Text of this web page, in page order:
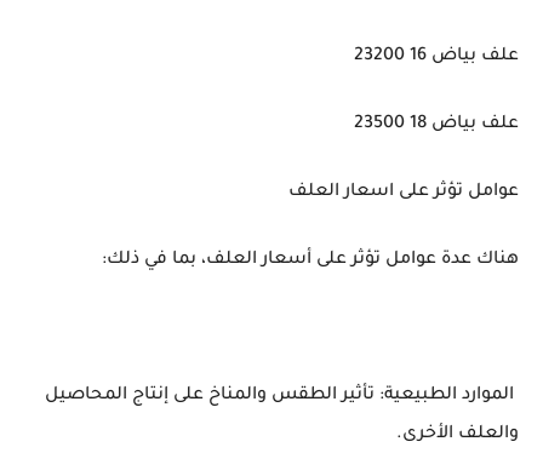
علف بياض 16 23200
علف بياض 18 23500
عوامل تؤثر على اسعار العلف
هناك عدة عوامل تؤثر على أسعار العلف، بما في ذلك:
الموارد الطبيعية: تأثير الطقس والمناخ على إنتاج المحاصيل
والعلف الأخرى.